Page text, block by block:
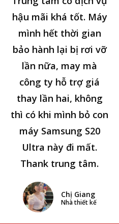
hậu mãi khá tốt. Máy
mình hết thời gian
bảo hành lại bị rơi vỡ
lần nữa, may mà
công ty hỗ trợ giá
thay lần hai, không
thì có khi mình bỏ con
máy Samsung S20
Ultra này đi mất.
Thank trung tâm.
Chị Giang
Nhà thiết kế